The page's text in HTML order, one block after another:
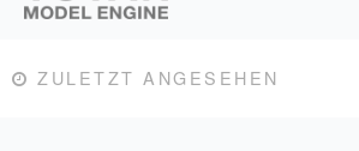
ZULETZT ANGESEHEN